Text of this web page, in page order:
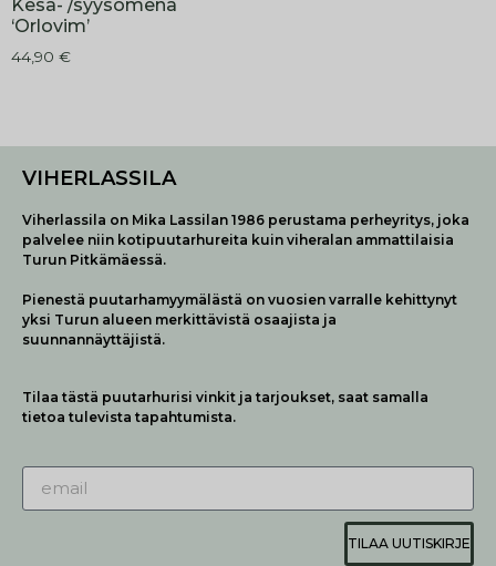
Kesä- /syysomena
‘Orlovim’
44,90 €
VIHERLASSILA
Viherlassila on Mika Lassilan 1986 perustama perheyritys, joka
palvelee niin kotipuutarhureita kuin viheralan ammattilaisia
Turun Pitkämäessä.
Pienestä puutarhamyymälästä on vuosien varralle kehittynyt
yksi Turun alueen merkittävistä osaajista ja
suunnannäyttäjistä.
Tilaa tästä puutarhurisi vinkit ja tarjoukset, saat samalla
tietoa tulevista tapahtumista.
TILAA UUTISKIRJE